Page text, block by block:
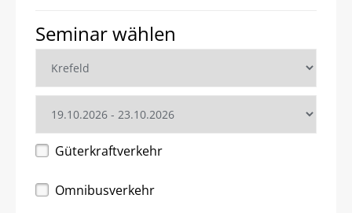
Seminar wählen
Güterkraftverkehr
Omnibusverkehr